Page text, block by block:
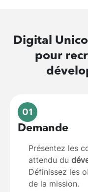
Digital
pour
01
Demande
Présentez les
attendu du
Définissez les
de la mission.